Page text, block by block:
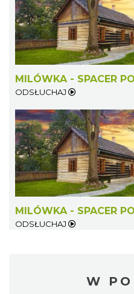
MILÓWKA - SPACER
ODSŁUCHAJ
MILÓWKA - SPACER
ODSŁUCHAJ
W